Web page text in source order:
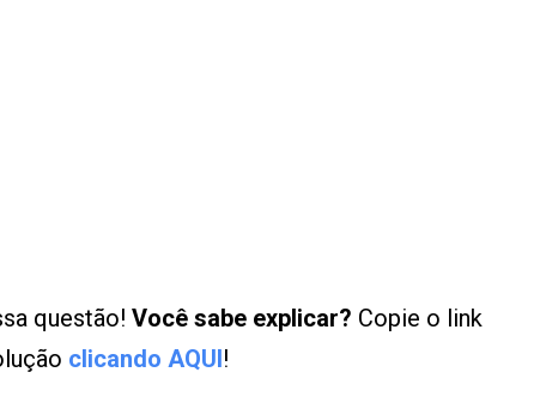
questão! Você sabe explicar? Copie o link
clicando AQUI!